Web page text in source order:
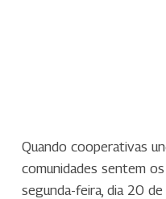
Quando cooperativas
comunidades sentem
segunda-feira, dia 20